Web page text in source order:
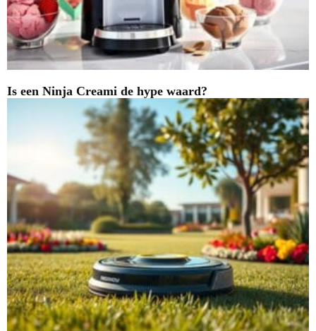
Is een Ninja Creami de hype waard?